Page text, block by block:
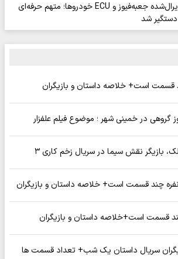
پایان جولان سارق وایرال‌شده جعبه‌فیوز و ECU خودروها؛ متهم حرفه‌ای
شد
قسمت است+ خلاصه داستان و بازیگران
گروهی در خمینی شهر ؛ موضوع فیلم علفزار
بازیگر نقش سیما در سریال زخم کاری ۳
چند قسمت است+ خلاصه داستان و بازیگران
قسمت است+خلاصه داستان و بازیگران
سریال داستان یک شب+ تعداد قسمت ها